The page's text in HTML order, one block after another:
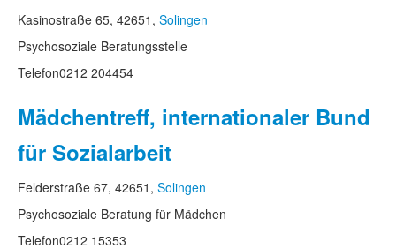
Kasinostraße 65, 42651, Solingen
Psychosoziale Beratungsstelle
Telefon0212 204454
Mädchentreff, internationaler Bund
für Sozialarbeit
Felderstraße 67, 42651, Solingen
Psychosoziale Beratung für Mädchen
Telefon0212 15353